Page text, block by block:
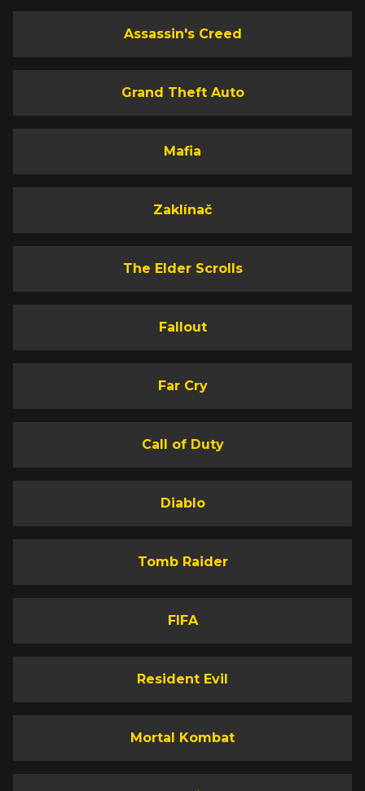
Assassin's Creed
Grand Theft Auto
Mafia
Zaklínač
The Elder Scrolls
Fallout
Far Cry
Call of Duty
Diablo
Tomb Raider
FIFA
Resident Evil
Mortal Kombat